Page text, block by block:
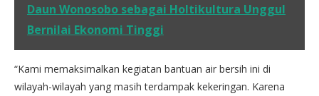
Daun Wonosobo sebagai Holtikultura Unggul
Bernilai Ekonomi Tinggi
“Kami memaksimalkan kegiatan bantuan air bersih ini di
wilayah-wilayah yang masih terdampak kekeringan. Karena